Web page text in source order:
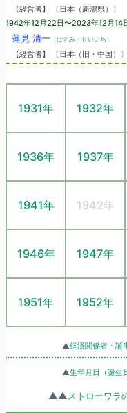
【経営者】 〔日本（新潟県）〕
1942年12月22日〜2023年12月14
蓮見 清一（はすみ・せいいち）
【経営者】 〔日本（旧・中国）
1931年 1932年
1936年 1937年
1941年 1942年
1946年 1947年
1951年 1952年
▲経済関係者・誕
▲生年月日（誕生
▲▲ストローワラ